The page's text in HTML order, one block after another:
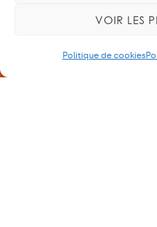
VOIR LES
Politique de cookies